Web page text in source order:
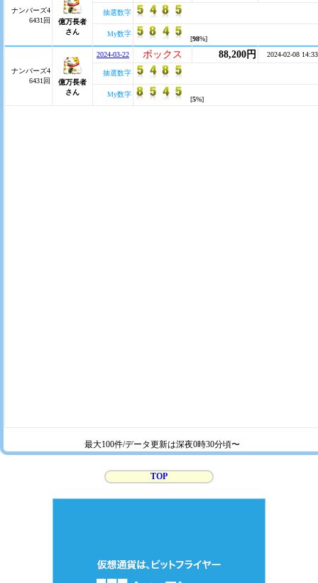
ナンバーズ4
6431回
億万長者
さん
抽選数字
My数字
[98%]
ナンバーズ4
6431回
億万長者
さん
2024-03-22 ボックス 88,200円 2024-02-08 14:33
抽選数字
My数字
[5%]
最大100件/データ更新は深夜0時30分頃〜
TOP